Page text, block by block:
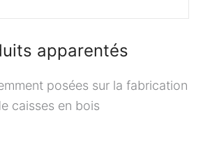
apparentés
posées sur la fabrication
caisses en bois